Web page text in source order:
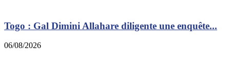
Togo : Gal Dimini Allahare diligente une enquête...
06/08/2026